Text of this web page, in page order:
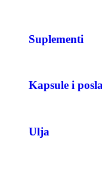
Suplementi
Kapsule i
Ulja